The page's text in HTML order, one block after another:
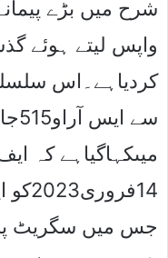
شرح میں بڑے
واپس لیتے ہوئے
کردیاہے۔اس
سے
میںکہاگیاہے کہ
جس میں سگریٹ پر